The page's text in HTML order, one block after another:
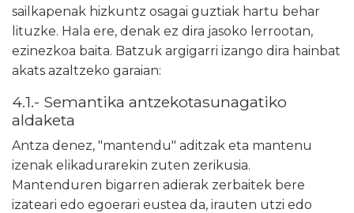
sailkapenak hizkuntz osagai guztiak hartu behar
lituzke. Hala ere, denak ez dira jasoko lerrootan,
ezinezkoa baita. Batzuk argigarri izango dira hainbat
akats azaltzeko garaian:
4.1.- Semantika antzekotasunagatiko
aldaketa
Antza denez, "mantendu" aditzak eta mantenu
izenak elikadurarekin zuten zerikusia.
Mantenduren bigarren adierak zerbaitek bere
izateari edo egoerari eustea da, irauten utzi edo